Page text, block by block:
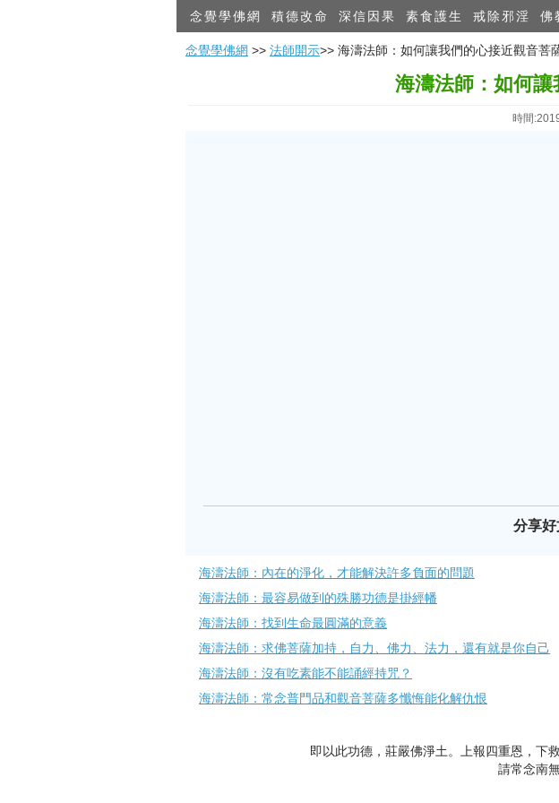
念覺學佛網 積德改命 深信因果 素食護生 戒除邪淫 佛
念覺學佛網 >> 法師開示>> 海濤法師：如何讓我們的心接近觀音菩
海濤法師：如何讓
時間
分享
海濤法師：內在的淨化，才能解決許多負面的問題
海濤法師：最容易做到的殊勝功德是掛經幡
海濤法師：找到生命最圓滿的意義
海濤法師：求佛菩薩加持，自力、佛力、法力，還有就是你自己
海濤法師：沒有吃素能不能誦經持咒？
海濤法師：常念普門品和觀音菩薩多懺悔能化解仇恨
即以此功德，莊嚴佛淨土。上報四重恩，下
請常念南